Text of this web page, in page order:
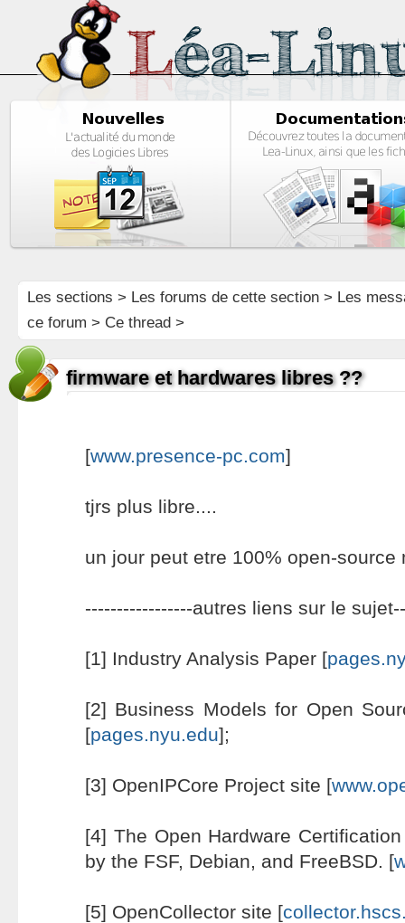
Les sections > Les forums de cette section> Les
ce forum > Ce thread >
firmware et hardwares libres ??
[www.presence-pc.com]
tjrs plus libre....
un jour peut etre 100% open-source
-----------------autres liens sur le
[1] Industry Analysis Paper [
[2] Business Models for Open
[pages.nyu.edu];
[3] OpenIPCore Project site [
[4] The Open Hardware
by the FSF, Debian, and FreeBSD. [
[5] OpenCollector site [